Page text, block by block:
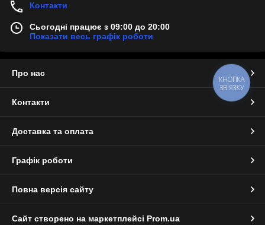
Контакти
Сьогодні працює з 09:00 до 20:00
Показати весь графік роботи
Про нас
Контакти
Доставка та оплата
Графік роботи
Повна версія сайту
Сайт створено на маркетплейсі Prom.ua
КНОПКА
ЗВ'ЯЗКУ